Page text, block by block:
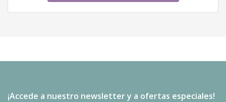
¡Accede a nuestro newsletter y a ofertas especiales!